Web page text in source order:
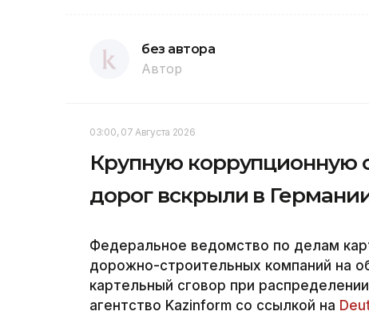
без автора
Автор
03:00, 07 Августа 2026
Крупную коррупционную
дорог вскрыли в
Федеральное ведомство по делам
дорожно-строительных компаний на
картельный сговор при
агентство Kazinform со ссылкой на